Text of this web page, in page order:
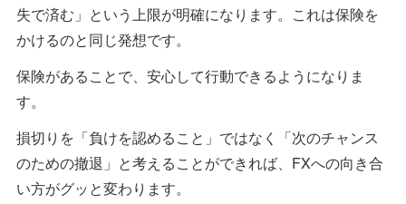
失で済む」という上限が明確になります。これは保険を
かけるのと同じ発想です。
保険があることで、安心して行動できるようになりま
す。
損切りを「負けを認めること」ではなく「次のチャンス
のための撤退」と考えることができれば、FXへの向き合
い方がグッと変わります。